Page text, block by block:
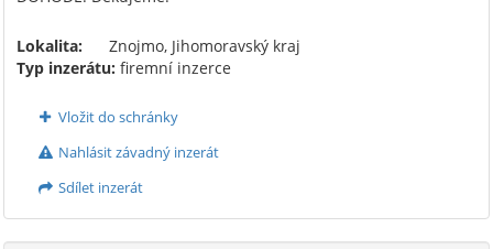
Lokalita:
Znojmo, Jihomoravský kraj
Typ inzerátu: firemní inzerce
Vložit do schránky
Nahlásit závadný inzerát
Sdílet inzerát